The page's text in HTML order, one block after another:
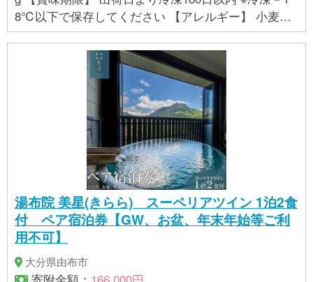
8℃以下で保存してください 【アレルギー】 小麦、
卵、乳、牛肉、豚肉 牛肉・豚肉・オニオンソティ‐・
パン粉（小麦粉、ショートニング（大豆を含む）・
小麦グルテン・イースト・食塩・ブドウ糖・砂
糖）・卵・小麦粉・塩コショウ・塩・ガーリックパ
ウダー・ブラックペッパー・ナツメグ/乳化剤・PH調
整剤・イーストフード・増粘剤（キサンタン）・甘
味料（スクラロース）・ビタミンC ※ 表示内容に関し
ては各事業者の指定に基づき掲載しており、一切の
内容を保証するものではございません。 ※ご不明の点
がございましたら事業者まで直接お問い合わせ下さ
い。
湯布院 美星(きらら) スーペリアツイン 1泊2食
付 ペア宿泊券【GW、お盆、年末年始等ご利
用不可】
大分県由布市